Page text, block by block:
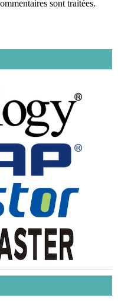
sont traitées.